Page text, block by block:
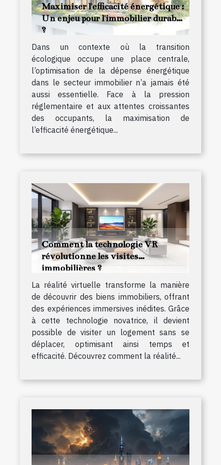
Maximiser l'efficacité énergétique :
Un enjeu pour l'immobilier durable
?
Dans un contexte où la transition
écologique occupe une place centrale,
l’optimisation de la dépense énergétique
dans le secteur immobilier n’a jamais été
aussi essentielle. Face à la pression
réglementaire et aux attentes croissantes
des occupants, la maximisation de
l’efficacité énergétique...
Comment la technologie VR
révolutionne les visites
immobilières ?
La réalité virtuelle transforme la manière
de découvrir des biens immobiliers, offrant
des expériences immersives inédites. Grâce
à cette technologie novatrice, il devient
possible de visiter un logement sans se
déplacer, optimisant ainsi temps et
efficacité. Découvrez comment la réalité...